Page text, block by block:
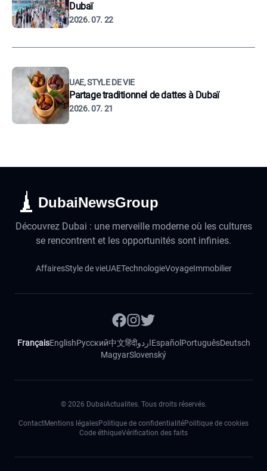
Dubaï
2026. 07. 22
UAE, STYLE DE VIE
Partage traditionnel de dattes à Dubaï
2026. 07. 21
DubaiNewsGroup
Découvrez Dubai : une merveille moderne où les cultures
se rencontrent et les opportunités sont infinies.
AffairesStyle de vieUAETechnologieVoyageImmobilier
FrançaisEnglishРусский中文हिंदीاردوEspañol PortuguêsDeutsch
MagyarSlovenský
© 2026 DubaiActualites. Tous droits réservés.
ContactMentions légalesPolitique de confidentialitéPolitique de cookies
Code éthiqueVérification des faits